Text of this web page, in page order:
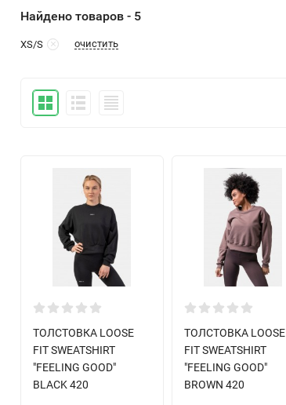
Найдено товаров - 5
XS/S очистить
ТОЛСТОВКА LOOSE
FIT SWEATSHIRT
"FEELING GOOD"
BLACK 420
ТОЛСТОВКА LOOSE
FIT SWEATSHIRT
"FEELING GOOD"
BROWN 420